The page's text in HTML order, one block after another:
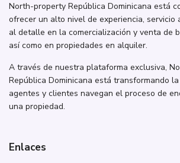
North-property República Dominicana está
ofrecer un alto nivel de experiencia, servicio
al detalle en la comercialización y venta de
así como en propiedades en alquiler.
A través de nuestra plataforma exclusiva,
República Dominicana está transformando
agentes y clientes navegan el proceso de
una propiedad.
Enlaces